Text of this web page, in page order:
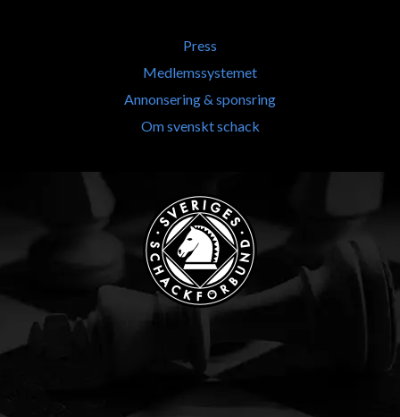
Press
Medlemssystemet
Annonsering & sponsring
Om svenskt schack